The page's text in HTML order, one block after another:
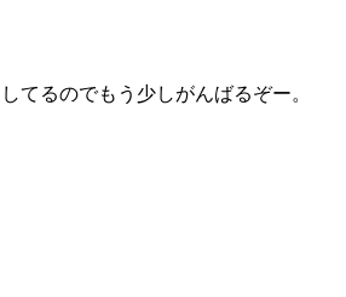
てるのでもう少しがんばるぞー。